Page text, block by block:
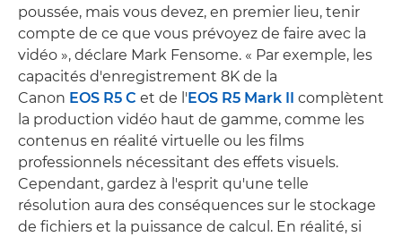
poussée, mais vous devez, en premier lieu, tenir
compte de ce que vous prévoyez de faire avec la
vidéo », déclare Mark Fensome. « Par exemple, les
capacités d'enregistrement 8K de la
Canon EOS R5 C et de l'EOS R5 Mark II complètent
la production vidéo haut de gamme, comme les
contenus en réalité virtuelle ou les films
professionnels nécessitant des effets visuels.
Cependant, gardez à l'esprit qu'une telle
résolution aura des conséquences sur le stockage
de fichiers et la puissance de calcul. En réalité, si